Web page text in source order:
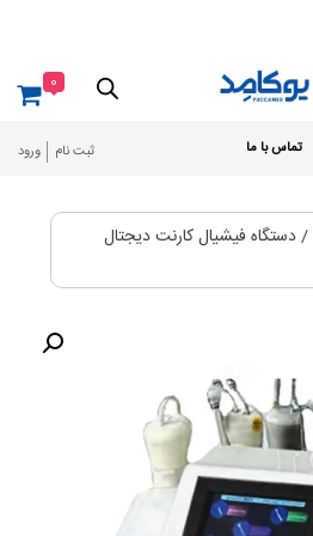
تماس با ما ثبت نام ورود
0
/ دستگاه فیشیال کارنت دیجتال